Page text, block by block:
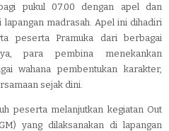
pukul 07.00 dengan apel dan
madrasah. Apel ini dihadiri
peserta Pramuka dari berbagai
para pembina menekankan
wahana pembentukan karakter,
sejak dini.
peserta melanjutkan kegiatan Out
yang dilaksanakan di lapangan